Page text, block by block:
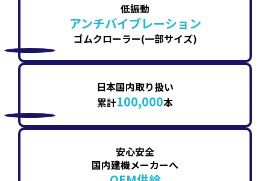
低振動
アンチバイブレーション
ゴムクローラー(一部サイズ)
日本国内取り扱い
累計100,000本
安心安全
国内建機メーカーへ